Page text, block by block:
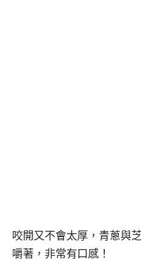
咬開又不會太厚，青蔥與
嚼著，非常有口感！